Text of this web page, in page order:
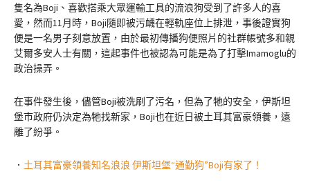
隻名為Boji、喜歡搭乘大眾運輸工具的流浪狗受到了許多人的喜
愛，然而11月時，Boji隨即被污衊在輕軌座位上排泄，事後證實狗
便是一名男子刻意放置，由於最初傳播狗便照片的社群帳號多和親
艾爾多安人士有關，這起事件也被認為可能是為了打擊Imamoglu的
政治操弄。
在事件發生後，儘管Boji被洗刷了污名，但為了牠的安全，伊斯坦
堡市政府仍決定為牠找新家，Boji也在近日被土耳其富豪領養，遠
離了紛爭。
． 土耳其富豪領養知名浪浪 伊斯坦堡“通勤狗”Boji有家了！